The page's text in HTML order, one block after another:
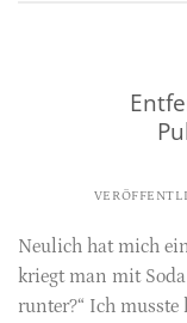
Neulich hat mich
kriegt man mit
runter?“ Ich